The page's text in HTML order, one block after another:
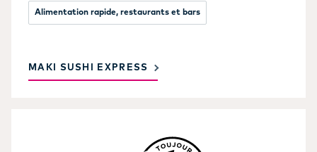
Alimentation rapide, restaurants et bars
MAKI SUSHI EXPRESS